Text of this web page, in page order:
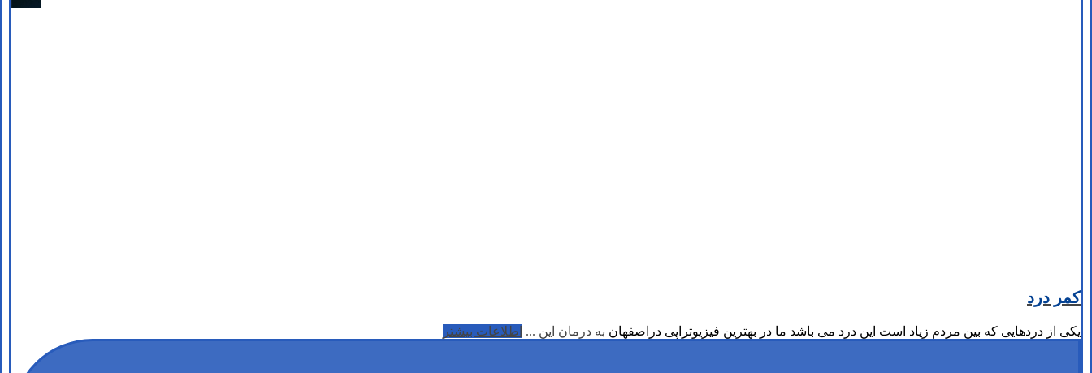
کمر درد
یکی از دردهایی که بین مردم زیاد است این درد می باشد ما در بهترین فیزیوتراپی دراصفهان به درمان این ... اطلاعات بیشتر